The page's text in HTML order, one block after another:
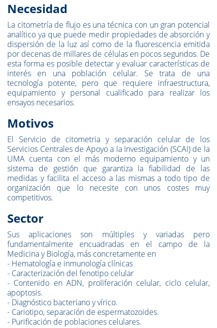
Necesidad
La citometría de flujo es una técnica con un gran potencial
analítico ya que puede medir propiedades de absorción y
dispersión de la luz así como de la fluorescencia emitida
por decenas de millares de células en pocos segundos. De
esta forma es posible detectar y evaluar características de
interés en una población celular. Se trata de una
tecnología potente, pero que requiere infraestructura,
equipamiento y personal cualificado para realizar los
ensayos necesarios.
Motivos
El Servicio de citometria y separación celular de los
Servicios Centrales de Apoyo a la Investigación (SCAI) de la
UMA cuenta con el más moderno equipamiento y un
sistema de gestión que garantiza la fiabilidad de las
medidas y facilita el acceso a las mismas a todo tipo de
organización que lo necesite con unos costes muy
competitivos.
Sector
Sus aplicaciones son múltiples y variadas pero
fundamentalmente encuadradas en el campo de la
Medicina y Biología, más concretamente en
- Hematología e inmunología clínicas
- Caracterización del fenotipo celular
- Contenido en ADN, proliferación celular, ciclo celular,
apoptosis.
- Diagnóstico bacteriano y vírico.
- Cariotipo, separación de espermatozoides.
- Purificación de poblaciones celulares.